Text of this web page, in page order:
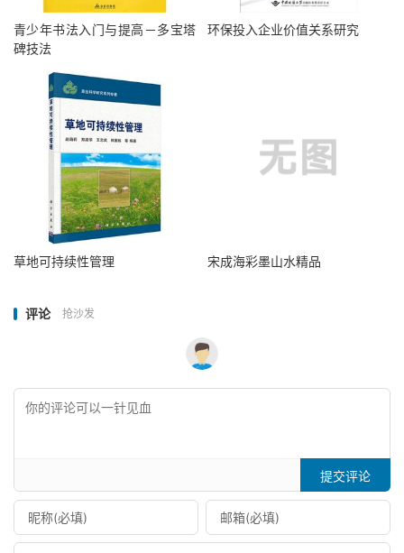
青少年书法入门与提高－多宝塔
碑技法
环保投入企业价值关系研究
草地可持续性管理 宋成海彩墨山水精品
评论 抢沙发
提交评论